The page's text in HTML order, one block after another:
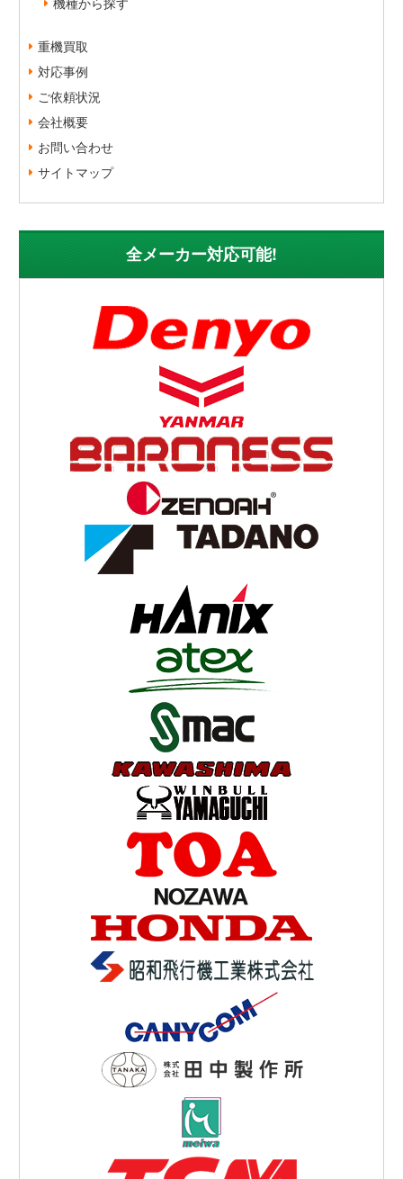
重機買取
対応事例
ご依頼状況
会社概要
お問い合わせ
サイトマップ
全メーカー対応可能!